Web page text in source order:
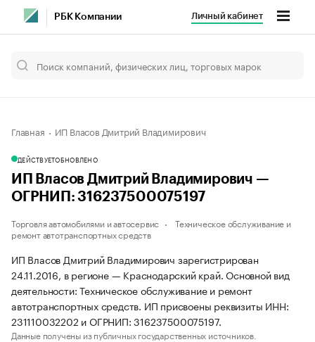
РБК Компании Личный кабинет
Главная ИП Власов Дмитрий Владимирович
ДЕЙСТВУЕТОБНОВЛЕНО
ИП Власов Дмитрий Владимирович —
ОГРНИП: 316237500075197
Торговля автомобилями и автосервис
Техническое обслуживание и
ремонт автотранспортных средств
ИП Власов Дмитрий Владимирович зарегистрирован
24.11.2016, в регионе — Краснодарский край. Основной вид
деятельности: Техническое обслуживание и ремонт
автотранспортных средств. ИП присвоены реквизиты ИНН:
231110032202 и ОГРНИП: 316237500075197.
Данные получены из публичных государственных источников.